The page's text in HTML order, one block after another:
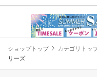
ショップトップ カテゴリトッ
リーズ